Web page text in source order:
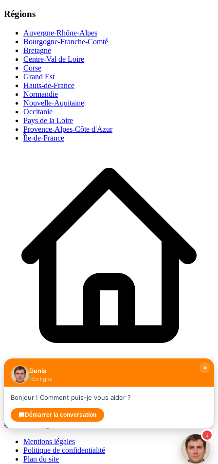
Régions
Auvergne-Rhône-Alpes
Bourgogne-Franche-Comté
Bretagne
Centre-Val de Loire
Corse
Grand Est
Hauts-de-France
Normandie
Nouvelle-Aquitaine
Occitanie
Pays de la Loire
Provence-Alpes-Côte d'Azur
Île-de-France
Hexagone
L'annuaire de référence pour trouver les meilleurs spécialistes en
contact@hexagone-architecture.fr
© 2026 Hexagone. Tous droits réservés.
Mentions légales
Politique de confidentialité
Plan du site
1
Denis
En ligne
Bonjour ! Comment puis-je vous aider ?
Démarrer la conversation